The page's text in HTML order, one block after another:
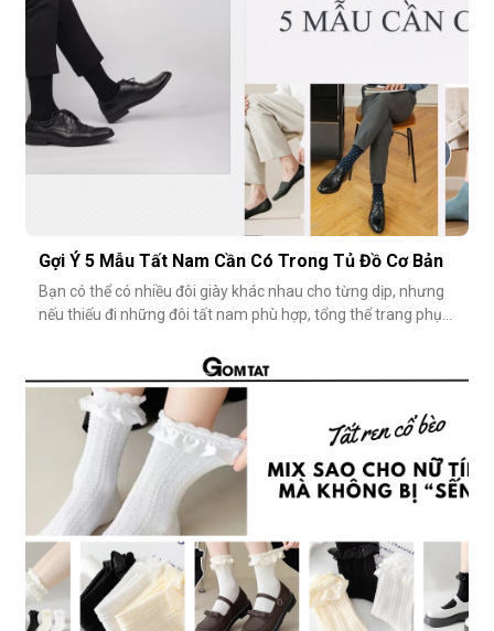
Gợi Ý 5 Mẫu Tất Nam Cần Có Trong Tủ Đồ Cơ Bản
Bạn có thể có nhiều đôi giày khác nhau cho từng dịp, nhưng
nếu thiếu đi những đôi tất nam phù hợp, tổng thể trang phục
nhỏ nhặt, nhưng lại góp phần định hình phong cách, nâng
tầm sự chỉn chu và thể hiện gu thẩm mỹ cá nhân một cách
rõ rệt. Dưới đâ